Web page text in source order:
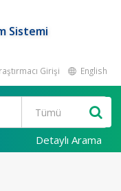
Sistemi
Girişi English
Detaylı Arama